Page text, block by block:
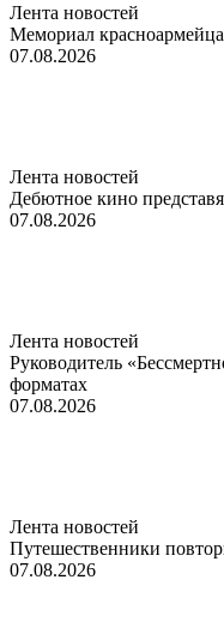
Лента новостей
Мемориал
07.08.2026
Лента новостей
Дебютное кино
07.08.2026
Лента новостей
Руководитель
форматах
07.08.2026
Лента новостей
Путешественники
07.08.2026